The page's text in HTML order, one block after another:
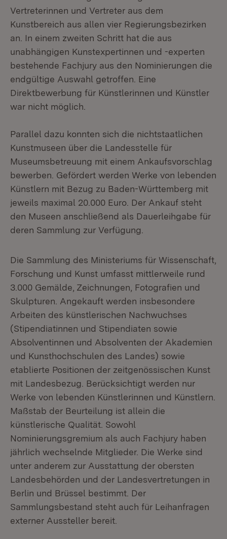
Vertreterinnen und Vertreter aus dem
Kunstbereich aus allen vier Regierungsbezirken
an. In einem zweiten Schritt hat die aus
unabhängigen Kunstexpertinnen und -experten
bestehende Fachjury aus den Nominierungen die
endgültige Auswahl getroffen. Eine
Direktbewerbung für Künstlerinnen und Künstler
war nicht möglich.
Parallel dazu konnten sich die nichtstaatlichen
Kunstmuseen über die Landesstelle für
Museumsbetreuung mit einem Ankaufsvorschlag
bewerben. Gefördert werden Werke von lebenden
Künstlern mit Bezug zu Baden-Württemberg mit
jeweils maximal 20.000 Euro. Der Ankauf steht
den Museen anschließend als Dauerleihgabe für
deren Sammlung zur Verfügung.
Die Sammlung des Ministeriums für Wissenschaft,
Forschung und Kunst umfasst mittlerweile rund
3.000 Gemälde, Zeichnungen, Fotografien und
Skulpturen. Angekauft werden insbesondere
Arbeiten des künstlerischen Nachwuchses
(Stipendiatinnen und Stipendiaten sowie
Absolventinnen und Absolventen der Akademien
und Kunsthochschulen des Landes) sowie
etablierte Positionen der zeitgenössischen Kunst
mit Landesbezug. Berücksichtigt werden nur
Werke von lebenden Künstlerinnen und Künstlern.
Maßstab der Beurteilung ist allein die
künstlerische Qualität. Sowohl
Nominierungsgremium als auch Fachjury haben
jährlich wechselnde Mitglieder. Die Werke sind
unter anderem zur Ausstattung der obersten
Landesbehörden und der Landesvertretungen in
Berlin und Brüssel bestimmt. Der
Sammlungsbestand steht auch für Leihanfragen
externer Aussteller bereit.